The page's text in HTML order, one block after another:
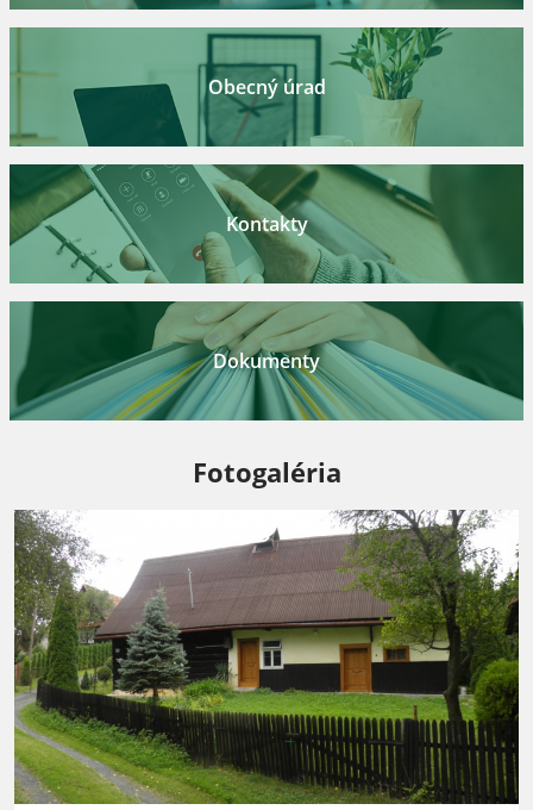
Obecný úrad
Kontakty
Dokumenty
Fotogaléria